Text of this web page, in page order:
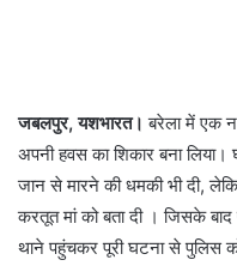
जबलपुर, यशभारत। बरेला में एक
अपनी हवस का शिकार बना
जान से मारने की धमकी भी दी,
करतूत मां को बता दी । जिसके
थाने पहुंचकर पूरी घटना से पुलिस